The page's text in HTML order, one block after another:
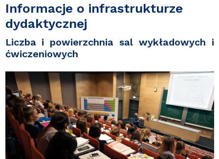
Informacje o infrastrukturze
dydaktycznej
Liczba i powierzchnia sal wykładowych i
ćwiczeniowych